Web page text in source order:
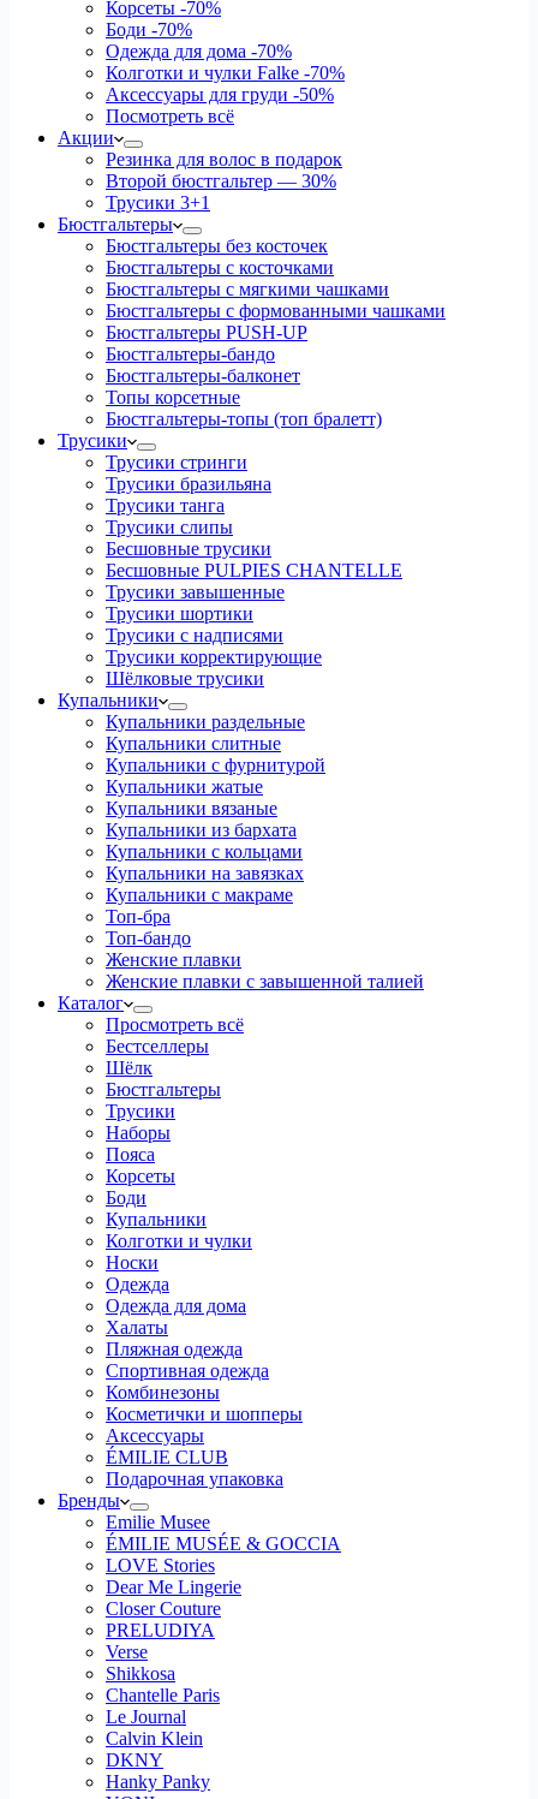
Корсеты -70%
Боди -70%
Одежда для дома -70%
Колготки и чулки Falke -70%
Аксессуары для груди -50%
Посмотреть всё
Акции
Резинка для волос в подарок
Второй бюстгальтер — 30%
Трусики 3+1
Бюстгальтеры
Бюстгальтеры без косточек
Бюстгальтеры с косточками
Бюстгальтеры с мягкими чашками
Бюстгальтеры с формованными чашками
Бюстгальтеры PUSH-UP
Бюстгальтеры-бандо
Бюстгальтеры-балконет
Топы корсетные
Бюстгальтеры-топы (топ бралетт)
Трусики
Трусики стринги
Трусики бразильяна
Трусики танга
Трусики слипы
Бесшовные трусики
Бесшовные PULPIES CHANTELLE
Трусики завышенные
Трусики шортики
Трусики с надписями
Трусики корректирующие
Шёлковые трусики
Купальники
Купальники раздельные
Купальники слитные
Купальники с фурнитурой
Купальники жатые
Купальники вязаные
Купальники из бархата
Купальники с кольцами
Купальники на завязках
Купальники с макраме
Топ-бра
Топ-бандо
Женские плавки
Женские плавки с завышенной талией
Каталог
Просмотреть всё
Бестселлеры
Шёлк
Бюстгальтеры
Трусики
Наборы
Пояса
Корсеты
Боди
Купальники
Колготки и чулки
Носки
Одежда
Одежда для дома
Халаты
Пляжная одежда
Спортивная одежда
Комбинезоны
Косметички и шопперы
Аксессуары
ÉMILIE CLUB
Подарочная упаковка
Бренды
Emilie Musee
ÉMILIE MUSÉE & GOCCIA
LOVE Stories
Dear Me Lingerie
Closer Couture
PRELUDIYA
Verse
Shikkosa
Chantelle Paris
Le Journal
Calvin Klein
DKNY
Hanky Panky